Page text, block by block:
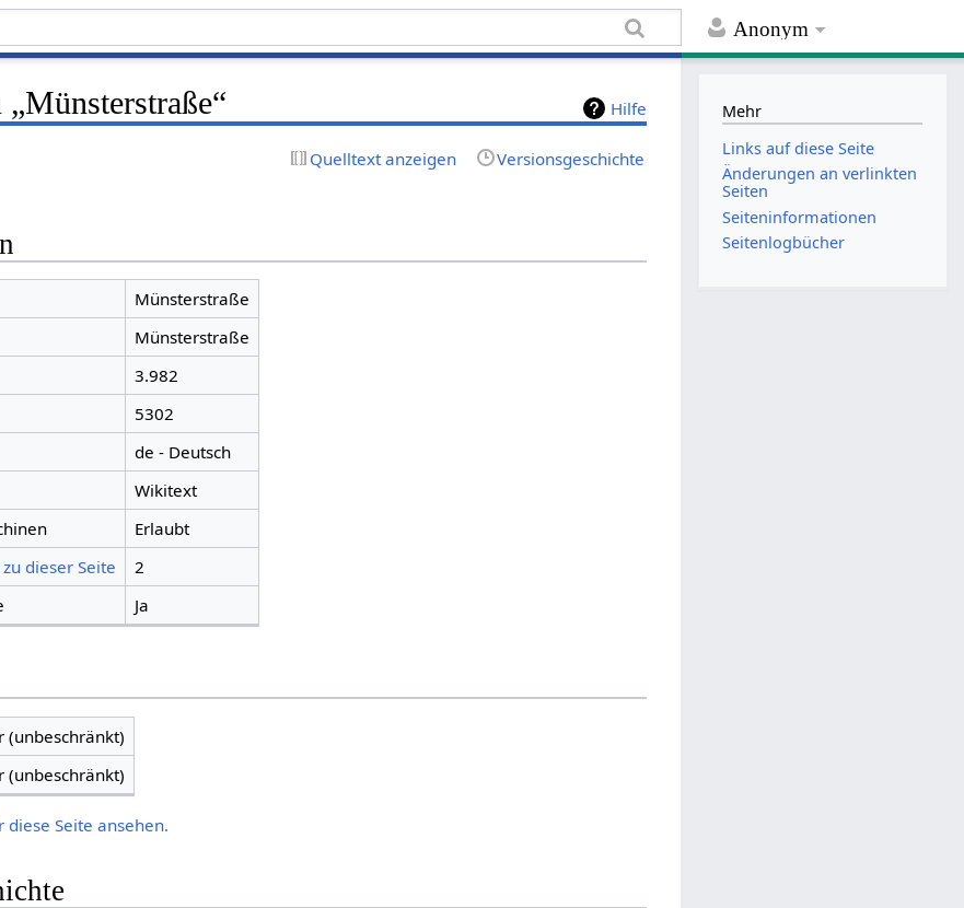
Anonym
Hilfe
Quelltext anzeigen Versionsgeschichte
Münsterstraße
Münsterstraße
3.982
5302
de - Deutsch
Wikitext
Erlaubt
dieser Seite
2
Ja
(unbeschränkt)
(unbeschränkt)
diese Seite ansehen.
Mehr
Links auf diese Seite
Änderungen an verlinkten
Seiten
Seiten­informationen
Seitenlogbücher